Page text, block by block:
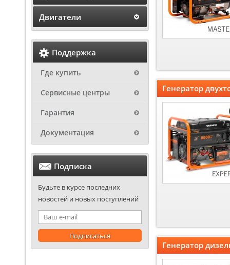
Генератор
Генератор
Двигатели
Поддержка
Где купить
Сервисные центры
Гарантия
Документация
Подписка
Будьте в курсе последних
новостей и новых поступлений